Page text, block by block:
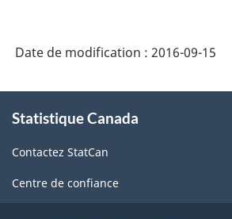
la
(EPA)
-
Structure
Date de modification : 2016-09-15
propos
ce
site
Statistique Canada
Contactez StatCan
Centre de confiance